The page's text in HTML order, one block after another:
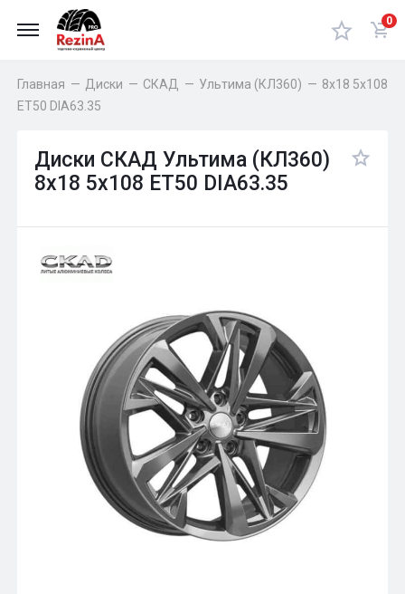
0
Главная — Диски — СКАД — Ультима (КЛ360) — 8x18 5x108
ET50 DIA63.35
Диски СКАД Ультима (КЛ360)
8x18 5x108 ET50 DIA63.35